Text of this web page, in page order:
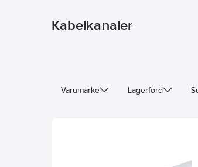
Kabelkanaler
Varumärke Lagerförd